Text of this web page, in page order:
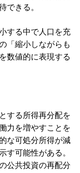
できる。
する中で人口を充
「縮小しながらも
数値的に表現する
する所得再分配を
力を増やすことを
な可処分所得が減
す可能性がある。
公共投資の再配分